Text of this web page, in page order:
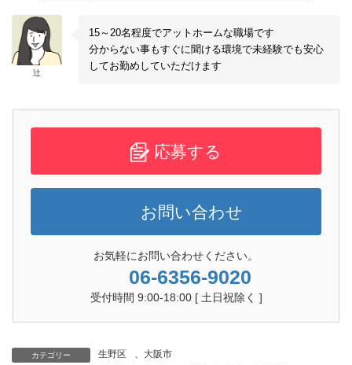
辻
15～20名程度でアットホームな職場です
分からない事もすぐに聞ける環境で未経験でも安心
してお勤めしていただけます
応募する
お問い合わせ
お気軽にお問い合わせください。
06-6356-9020
受付時間 9:00-18:00 [ 土日祝除く ]
カテゴリー 生野区 、 大阪市